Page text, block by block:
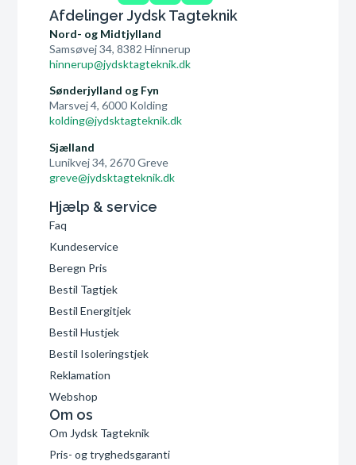
Afdelinger Jydsk Tagteknik
Nord- og Midtjylland
Samsøvej 34, 8382 Hinnerup
hinnerup@jydsktagteknik.dk
Sønderjylland og Fyn
Marsvej 4, 6000 Kolding
kolding@jydsktagteknik.dk
Sjælland
Lunikvej 34, 2670 Greve
greve@jydsktagteknik.dk
Hjælp & service
Faq
Kundeservice
Beregn Pris
Bestil Tagtjek
Bestil Energitjek
Bestil Hustjek
Bestil Isoleringstjek
Reklamation
Webshop
Om os
Om Jydsk Tagteknik
Pris- og tryghedsgaranti